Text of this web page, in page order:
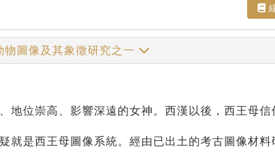
圖像及其象徵研究之一
地位崇高、影響深遠的女神。西漢以後，西王母
就是西王母圖像系統。經由已出土的考古圖像材